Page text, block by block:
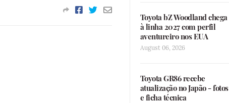
Toyota bZ Woodland chega
à linha 2027 com perfil
aventureiro nos EUA
August 06, 2026
Toyota GR86 recebe
atualização no Japão - fotos
e ficha técnica